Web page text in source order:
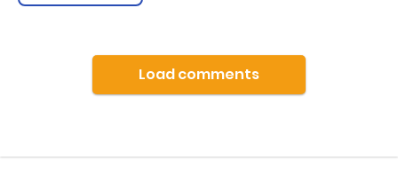
Load comments